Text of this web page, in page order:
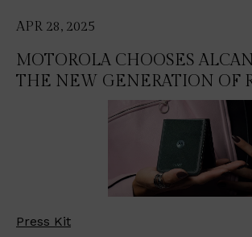
APR 28, 2025
MOTOROLA CHOOSES
THE NEW GENERATION OF
Press Kit